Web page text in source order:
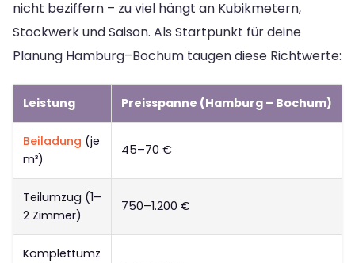
nicht beziffern – zu viel hängt an Kubikmetern,
Stockwerk und Saison. Als Startpunkt für deine
Planung Hamburg–Bochum taugen diese Richtwerte:
Leistung Preisspanne (Hamburg – Bochum)
Beiladung (je
m³)
45–70 €
Teilumzug (1–
2 Zimmer)
750–1.200 €
Komplettumz